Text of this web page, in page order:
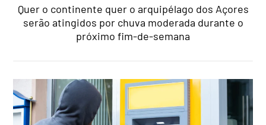
Quer o continente quer o arquipélago dos Açores
serão atingidos por chuva moderada durante o
próximo fim-de-semana